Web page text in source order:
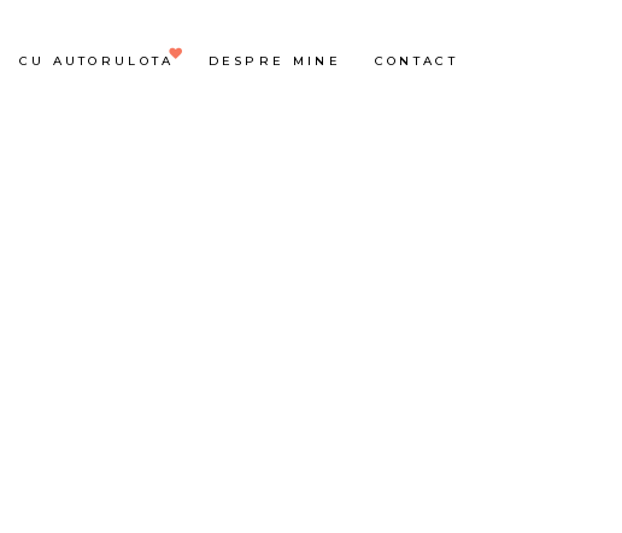
CU AUTORULOTA DESPRE MINE CONTACT